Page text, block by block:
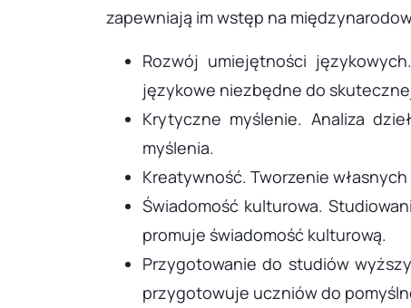
zapewniają im wstęp na
Rozwój umiejętności
językowe niezbędne do
Krytyczne myślenie. Analiza
myślenia.
Kreatywność. Tworzenie
Świadomość kulturowa.
promuje świadomość kulturową.
Przygotowanie do studiów
przygotowuje uczniów do